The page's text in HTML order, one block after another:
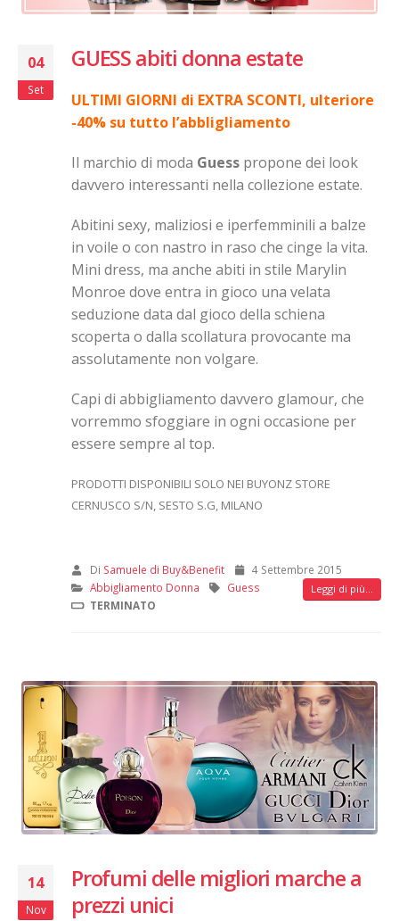
04
Set
GUESS abiti donna estate
ULTIMI GIORNI di EXTRA SCONTI, ulteriore
-40% su tutto l’abbligliamento
Il marchio di moda Guess propone dei look
davvero interessanti nella collezione estate.
Abitini sexy, maliziosi e iperfemminili a balze
in voile o con nastro in raso che cinge la vita.
Mini dress, ma anche abiti in stile Marylin
Monroe dove entra in gioco una velata
seduzione data dal gioco della schiena
scoperta o dalla scollatura provocante ma
assolutamente non volgare.
Capi di abbigliamento davvero glamour, che
vorremmo sfoggiare in ogni occasione per
essere sempre al top.
PRODOTTI DISPONIBILI SOLO NEI BUYONZ STORE
CERNUSCO S/N, SESTO S.G, MILANO
Di Samuele di Buy&Benefit
4 Settembre 2015
Abbigliamento Donna
Guess Leggi di più...
TERMINATO
14
Nov
Profumi delle migliori marche a
prezzi unici